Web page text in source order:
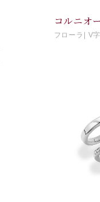
コルニオ
フローラ V字